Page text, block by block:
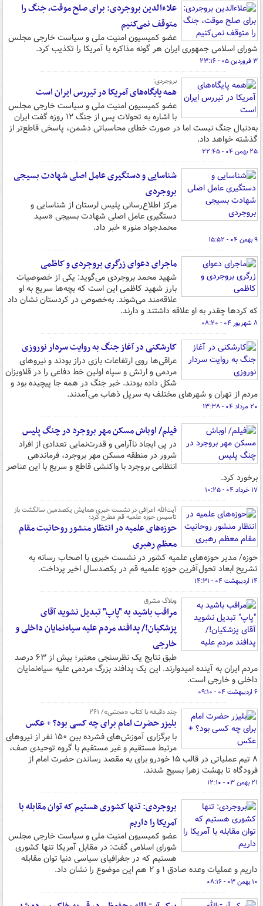
علاءالدین بروجردی: برای صلح موقت، جنگ را
متوقف نمی‌کنیم
عضو کمیسیون امنیت ملی و سیاست خارجی مجلس
شورای اسلامی جمهوری ایران هر گونه مذاکره با آمریکا را تکذیب کرد.
۳ فروردین ۰۵ - ۲۳:۱۶
بروجردی:
همه پایگاه‌های آمریکا در تیررس ایران است
عضو کمیسیون امنیت ملی و سیاست خارجی مجلس
با اشاره به تحولات پس از جنگ ۱۲ روزه گفت ایران
به‌دنبال جنگ نیست اما در صورت خطای محاسباتی دشمن، پاسخی قاطع‌تر از
گذشته خواهد داد.
۲۵ بهمن ۰۴ - ۲۲:۴۵
شناسایی و دستگیری عامل اصلی شهادت بسیجی
بروجردی
مرکز اطلاع‌رسانی پلیس لرستان از شناسایی و
دستگیری عامل اصلی شهادت بسیجی «سید
محمدجواد منور» خبر داد.
۹ بهمن ۰۴ - ۱۵:۵۲
ماجرای دعوای زرگری بروجردی و کاظمی
شهید محمد بروجردی می‌گوید: یکی از خصوصیات
بارز شهید کاظمی این است که بچه‌ها سریع به او
علاقه‌مند می‌شوند. به‌خصوص در کردستان نشان داد
که کردها چقدر به او علاقه داشتند و دارند.
۸ شهریور ۰۴ - ۰۸:۲۰
کارشکنی در آغاز جنگ به روایت سردار نوروزی
عراقی‌ها روی ارتفاعات بازی دراز بودند و نیروهای
مردمی و ارتش و سپاه اولین خط دفاعی را در قلاویزان
شکل داده بودند. خبر جنگ در همه جا پیچیده بود و
مردم از تهران و شهرهای مختلف به سرپل ذهاب می‌آمدند.
۲۰ مرداد ۰۴ - ۱۳:۳۸
فیلم/ اوباش مسکن مهر بروجرد در چنگ پلیس
در پی ایجاد ناآرامی و قدرت‌نمایی تعدادی از افراد
شرور در منطقه مسکن مهر بروجرد، فرماندهی
انتظامی بروجرد با واکنشی قاطع و سریع با این عناصر
برخورد کرد.
۱۷ خرداد ۰۴ - ۱۰:۲۵
آیت‌الله اعرافی در نشست خبری همایش یکصدمین سالگشت باز
تاسیس حوزه علمیه قم مطرح کرد؛
حوزه‌های علمیه در انتظار منشور روحانیت مقام
معظم رهبری
حوزه/ مدیر حوزه‌های علمیه کشور در نشست خبری با اصحاب رسانه به
تشریح ابعاد تحول‌آفرین حوزه علمیه قم در یکصدسال اخیر پرداخت.
۱۴ اردیبهشت ۰۴ - ۱۴:۳۱
وبلاگ مشرق
مراقب باشید به "پاپ" تبدیل نشوید آقای
پزشکیان!/ پدافند مردم علیه سیاه‌نمایان داخلی و
خارجی
طبق نتایج یک نظرسنجی معتبر؛ بیش از ۶۳ درصد
مردم ایران به آینده امیدوارند. این یک پدافند بزرگ مردمی علیه سیاه‌نمایان
داخلی و خارجی است.
۶ اردیبهشت ۰۴ - ۰۹:۱۰
چند دقیقه با کتاب‌ «مجتبی»/ ۲۶۱
بلیزر حضرت امام برای چه کسی بود؟ + عکس
با برگزاری آموزش‌های فشرده بین ۱۵۰ نفر از نیروهای
مرتبط مستقیم و غیر مستقیم با گروه توحیدی صف،
۸ تیم عملیاتی در قالب ۱۵ خودرو برای به مقصد رساندن حضرت امام از
فرودگاه تا بهشت زهرا بسیج شدند.
۲۱ بهمن ۰۳ - ۱۲:۱۰
بروجردی: تنها کشوری هستیم که توان مقابله با
آمریکا را داریم
عضو کمیسیون امنیت ملی و سیاست خارجی مجلس
شورای اسلامی گفت: در مقابل آمریکا تنها کشوری
هستیم که در جغرافیای سیاسی دنیا توان مقابله
داریم و عملیات وعده صادق ۱ و ۲ هم این موضوع را نشان داد.
۱۰ بهمن ۰۳ - ۰۸:۱۶